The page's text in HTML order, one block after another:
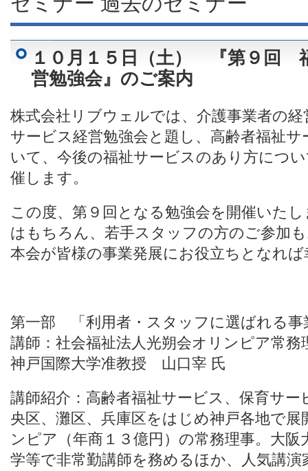
１０月１５日（土） 『第９回
営勉強会』のご案内
株式会社リブウェルでは、介護事業者の
サービス経営勉強会と題し、高齢者福祉
いて、今後の福祉サービスのあり方につ
催します。
この度、第９回となる勉強会を開催いた
はもちろん、若手スタッフの方のご参加
本会が皆様の事業発展にお役立ちとなれ
第一部 「利用者・スタッフに選ばれる事
講師：社会福祉法人光朔会オリンピア常務
神戸国際大学准教授 山口宰 氏
講師紹介：高齢者福祉サービス、保育サ
央区、灘区、兵庫区をはじめ神戸各地で
ンピア（年商１３億円）の常務理事。大
学等で非常勤講師を務めるほか、人気講